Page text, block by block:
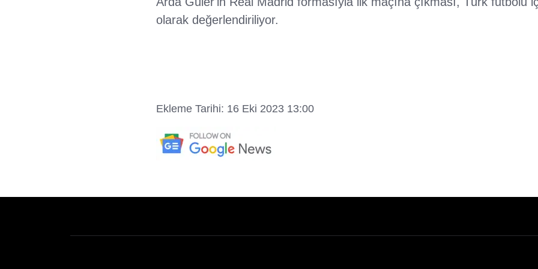
olarak değerlendiriliyor.
Ekleme Tarihi: 16 Eki 2023 13:00